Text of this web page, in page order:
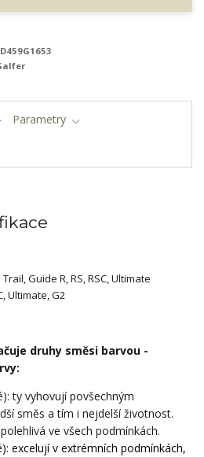
Parametry
Guide R, RS, RSC, Ultimate
Ultimate, G2
druhy směsi barvou -
ty vyhovují povšechným
směs a tím i nejdelší životnost.
ve všech podmínkách.
excelují v extrémních podmínkách,